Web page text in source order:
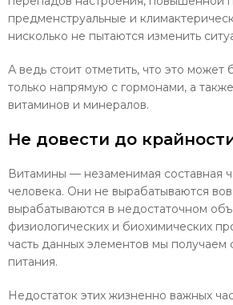
предменструальные и
нисколько не пытаются изменить
А ведь стоит отметить, что это может
только напрямую с гормонами, а
витаминов и минералов.
Не довести до
Витамины — незаменимая составная
человека. Они не вырабатываются
вырабатываются в недостаточном
физиологических и биохимических
часть данных элементов мы получаем
питания.
Недостаток этих жизненно важных